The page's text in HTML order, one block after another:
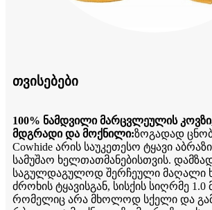
თვისებები
100% ნამდვილი მარცვლეულის
მდგრადი და მოქნილი:ზოგადად
Cowhide არის საუკეთესო ტყავი
სამუშაო ხელთათმანებისთვის.
საგულდაგულოდ შერჩეული მაღალი
ძროხის ტყავისგან, სისქის სიღრმე 1.0
რომელიც არა მხოლოდ სქელი და